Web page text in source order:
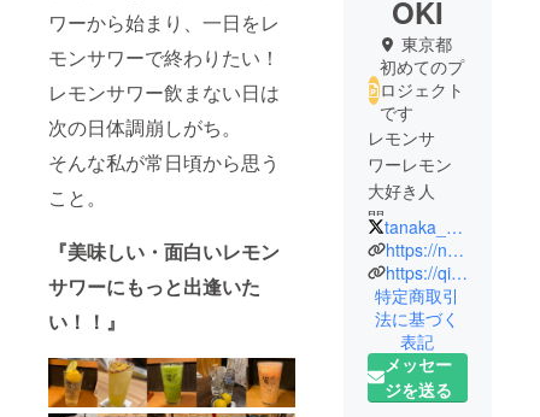
ワーから始まり、一日をレ
モンサワーで終わりたい！
レモンサワー飲まない日は
次の日体調崩しがち。
そんな私が常日頃から思う
こと。
『美味しい・面白いレモン
サワーにもっと出逢いた
い！！』
OKI
東京都
初めてのプ
ロジェクト
です
レモンサ
ワーレモン
大好き人
間。
レモンサ
ワー飲まな
い日は次の
日体調崩し
がち。
居酒屋を運
営している
tanaka_hiroki01
https://note.com/tanakahiroki0128
https://qiita.com/tanakahiroki
特定商取引
法に基づく
表記
メッセー
ジを送る